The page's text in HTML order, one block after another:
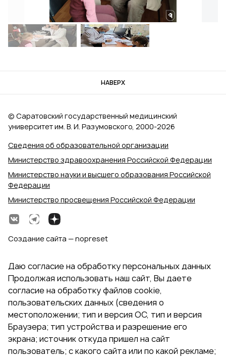
НАВЕРХ
Сведения об образовательной организации
Министерство здравоохранения Российской Федерации
Министерство науки и высшего образования Российской
Федерации
Министерство просвещения Российской Федерации
© Саратовский государственный медицинский
университет им. В. И. Разумовского, 2000‑2026
Создание сайта — nopreset
Даю согласие на обработку персональных данных
Продолжая использовать наш сайт, Вы даете
согласие на обработку файлов cookie,
пользовательских данных (сведения о
местоположении; тип и версия ОС, тип и версия
Браузера; тип устройства и разрешение его
экрана; источник откуда пришел на сайт
пользователь; с какого сайта или по какой рекламе;